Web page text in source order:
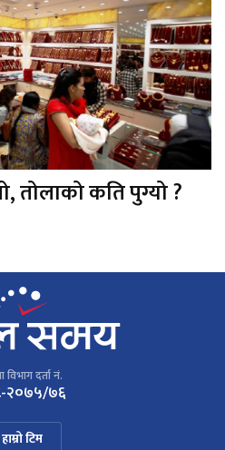
तोलाको कति पुग्यो ?
विभाग दर्ता नं.
२०७५/७६
हाम्रो टिम